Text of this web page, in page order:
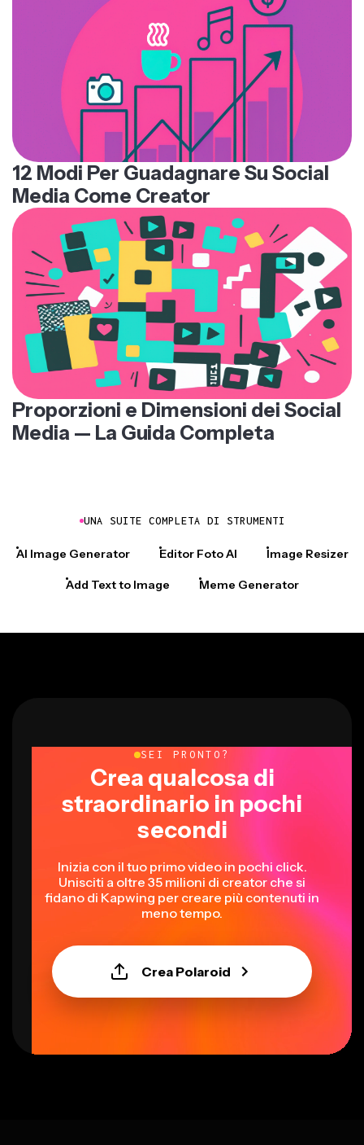
12 Modi Per Guadagnare Su Social
Media Come Creator
Proporzioni e Dimensioni dei Social
Media — La Guida Completa
UNA SUITE COMPLETA DI STRUMENTI
AI Image Generator Editor Foto AI Image Resizer
Add Text to Image Meme Generator
SEI PRONTO?
Crea qualcosa di
straordinario in pochi
secondi
Inizia con il tuo primo video in pochi click.
Unisciti a oltre 35 milioni di creator che si
fidano di Kapwing per creare più contenuti in
meno tempo.
Crea Polaroid